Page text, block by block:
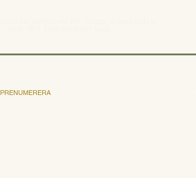
PRENUMERERA